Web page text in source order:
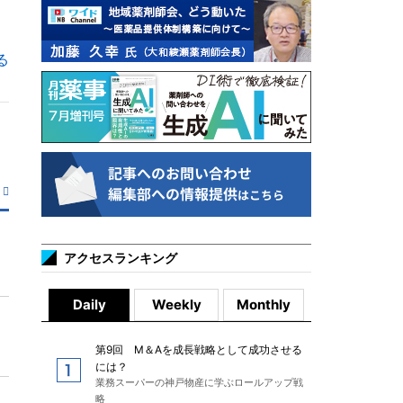
アクセスランキング
Daily Weekly Monthly
第9回 M＆Aを成長戦略として成功させる
には？
業務スーパーの神戸物産に学ぶロールアップ戦
略